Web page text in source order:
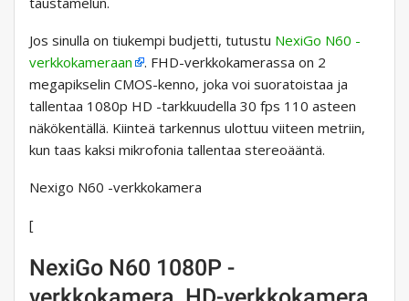
Jos sinulla on tiukempi budjetti, tutustu NexiGo N60 -
verkkokameraan
. FHD-verkkokamerassa on 2
megapikselin CMOS-kenno, joka voi suoratoistaa ja
tallentaa 1080p HD -tarkkuudella 30 fps 110 asteen
näkökentällä. Kiinteä tarkennus ulottuu viiteen metriin,
kun taas kaksi mikrofonia tallentaa stereoääntä.
Nexigo N60 -verkkokamera
[
NexiGo N60 1080P -